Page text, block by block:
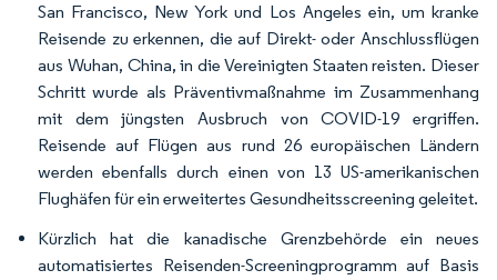
San Francisco, New York und Los Angeles ein, um kranke
Reisende zu erkennen, die auf Direkt- oder Anschlussflügen
aus Wuhan, China, in die Vereinigten Staaten reisten. Dieser
Schritt wurde als Präventivmaßnahme im Zusammenhang
mit dem jüngsten Ausbruch von COVID-19 ergriffen.
Reisende auf Flügen aus rund 26 europäischen Ländern
werden ebenfalls durch einen von 13 US-amerikanischen
Flughäfen für ein erweitertes Gesundheitsscreening geleitet.
Kürzlich hat die kanadische Grenzbehörde ein neues
automatisiertes Reisenden-Screeningprogramm auf Basis